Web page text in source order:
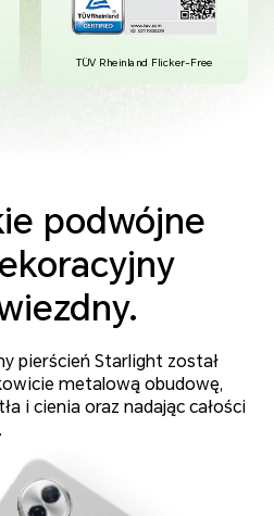
TÜV Rheinland Flicker-Free
podwójne
pierścień Starlight został
metalową obudowę,
i cienia oraz nadając całości